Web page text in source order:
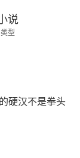
说
类型
10-01
行日期
硬汉不是拳头